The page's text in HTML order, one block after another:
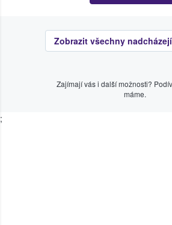
Zobrazit všechny
Zajímají vás i další možnosti?
máme.
;